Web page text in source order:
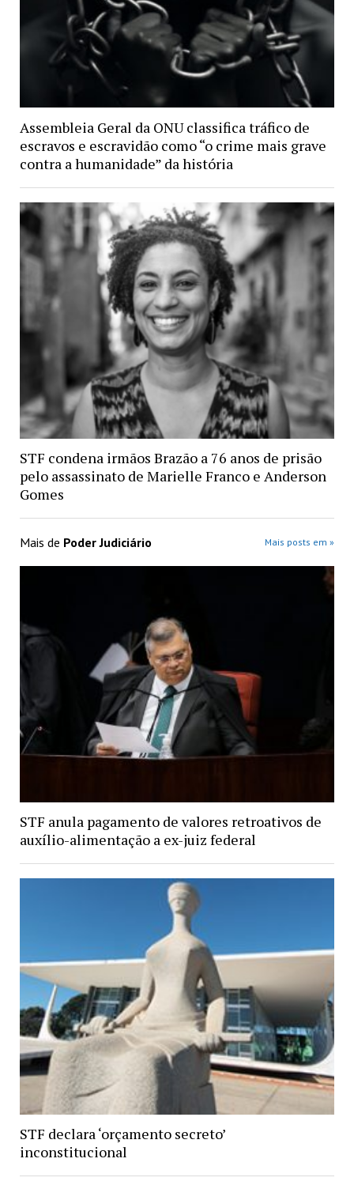
Assembleia Geral da ONU classifica tráfico de
escravos e escravidão como “o crime mais grave
contra a humanidade” da história
STF condena irmãos Brazão a 76 anos de prisão
pelo assassinato de Marielle Franco e Anderson
Gomes
Mais de Poder Judiciário Mais posts em »
STF anula pagamento de valores retroativos de
auxílio-alimentação a ex-juiz federal
STF declara ‘orçamento secreto’
inconstitucional